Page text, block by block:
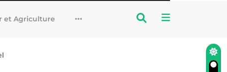
et Agriculture